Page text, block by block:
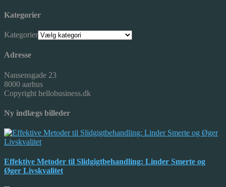
Kategorier
Kategorier
Adresse
Nansensgade 23
8000 aarhus
Copyright hellobusiness.dk
Ny indlægs billeder
Effektive Metoder til Slidgigtbehandling: Linder Smerte og
Øger Livskvalitet